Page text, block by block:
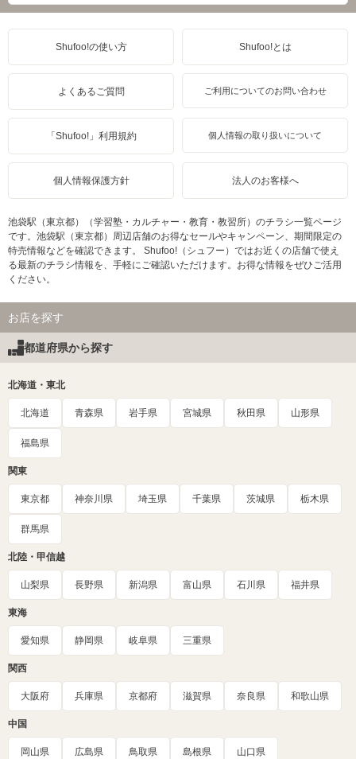
Shufoo!の使い方 Shufoo!とは
よくあるご質問 ご利用についてのお問い合わせ
「Shufoo!」利用規約 個人情報の取り扱いについて
個人情報保護方針 法人のお客様へ
池袋駅（東京都）（学習塾・カルチャー・教育・教習所）のチラシ一覧ページ
です。池袋駅（東京都）周辺店舗のお得なセールやキャンペーン、期間限定の
特売情報などを確認できます。 Shufoo!（シュフー）ではお近くの店舗で使え
る最新のチラシ情報を、手軽にご確認いただけます。お得な情報をぜひご活用
ください。
お店を探す
都道府県から探す
北海道・東北
北海道 青森県 岩手県 宮城県 秋田県 山形県
福島県
関東
東京都 神奈川県 埼玉県 千葉県 茨城県 栃木県
群馬県
北陸・甲信越
山梨県 長野県 新潟県 富山県 石川県 福井県
東海
愛知県 静岡県 岐阜県 三重県
関西
大阪府 兵庫県 京都府 滋賀県 奈良県 和歌山県
中国
岡山県 広島県 鳥取県 島根県 山口県